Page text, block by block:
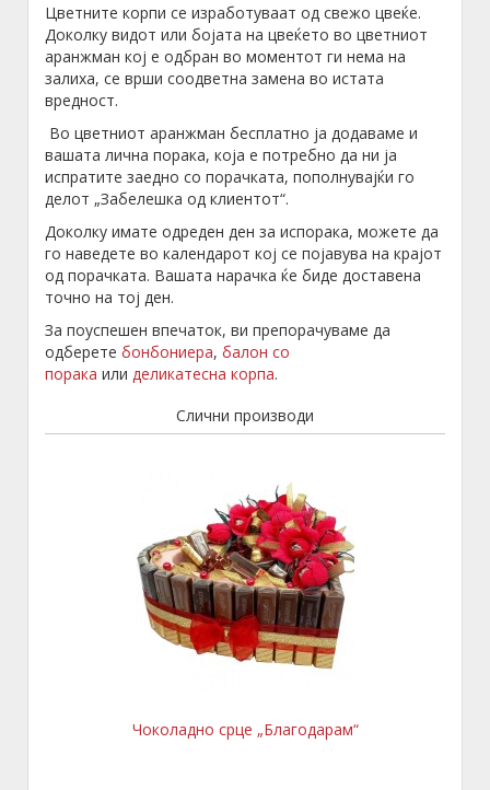
Цветните корпи се изработуваат од свежо цвеќе.
Доколку видот или бојата на цвеќето во цветниот
аранжман кој е одбран во моментот ги нема на
залиха, се врши соодветна замена во истата
вредност.
Во цветниот аранжман бесплатно ја додаваме и
вашата лична порака, која е потребно да ни ја
испратите заедно со порачката, пополнувајќи го
делот „Забелешка од клиентот“.
Доколку имате одреден ден за испорака, можете да
го наведете во календарот кој се појавува на крајот
од порачката. Вашата нарачка ќе биде доставена
точно на тој ден.
За поуспешен впечаток, ви препорачуваме да
одберете бонбониера, балон со
порака или деликатесна корпа.
Слични производи
Чоколадно срце „Благодарам“